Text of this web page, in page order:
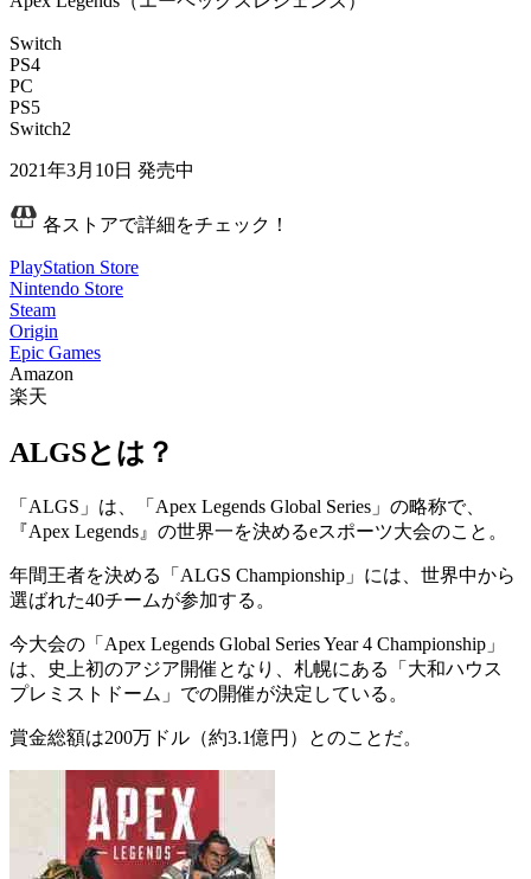
Switch
PS4
PC
PS5
Switch2
2021年3月10日 発売中
各ストアで詳細をチェック！
PlayStation Store
Nintendo Store
Steam
Origin
Epic Games
Amazon
楽天
ALGSとは？
「ALGS」は、「Apex Legends Global Series」の略称で、
『Apex Legends』の世界一を決めるeスポーツ大会のこと。
年間王者を決める「ALGS Championship」には、世界中から
選ばれた40チームが参加する。
今大会の「Apex Legends Global Series Year 4 Championship」
は、史上初のアジア開催となり、 札幌にある「大和ハウス
プレミストドーム」での開催が決定している。
賞金総額は200万ドル（約3.1億円） とのことだ。